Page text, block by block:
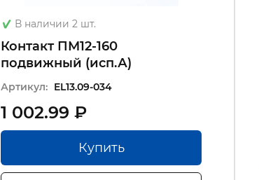
В наличии 2 шт.
Контакт ПМ12-160
подвижный (исп.А)
Артикул: EL13.09-034
1 002.99 ₽
Купить